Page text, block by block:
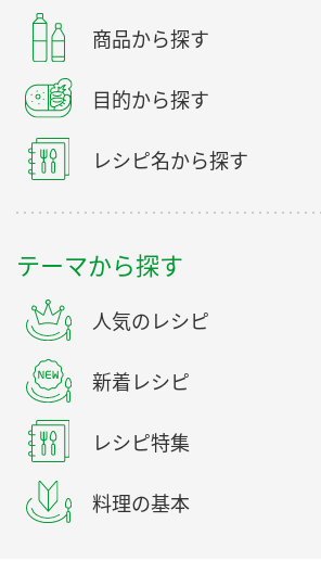
商品から探す
目的から探す
レシピ名から探す
テーマから探す
人気のレシピ
新着レシピ
レシピ特集
料理の基本